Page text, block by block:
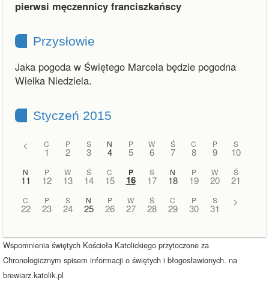
pierwsi męczennicy franciszkańscy
Przysłowie
Jaka pogoda w Świętego Marcela będzie pogodna
Wielka Niedziela.
Styczeń 2015
< C
1
P
2
S
3
N
4
P
5
W
6
Ś
7
C
8
P
9
S
10
N
11
P
12
W
13
Ś
14
C
15
P
16
S
17
N
18
P
19
W
20
Ś
21
C
22
P
23
S
24
N
25
P
26
W
27
Ś
28
C
29
P
30
S
31
>
Wspomnienia świętych Kościoła Katolickiego przytoczone za
Chronologicznym spisem informacji o świętych i błogosławionych. na
brewiarz.katolik.pl